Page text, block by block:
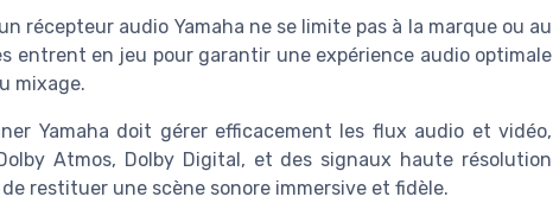
récepteur audio Yamaha ne se limite pas à la marque ou au
entrent en jeu pour garantir une expérience audio optimale
mixage.
Yamaha doit gérer efficacement les flux audio et vidéo,
Atmos, Dolby Digital, et des signaux haute résolution
restituer une scène sonore immersive et fidèle.